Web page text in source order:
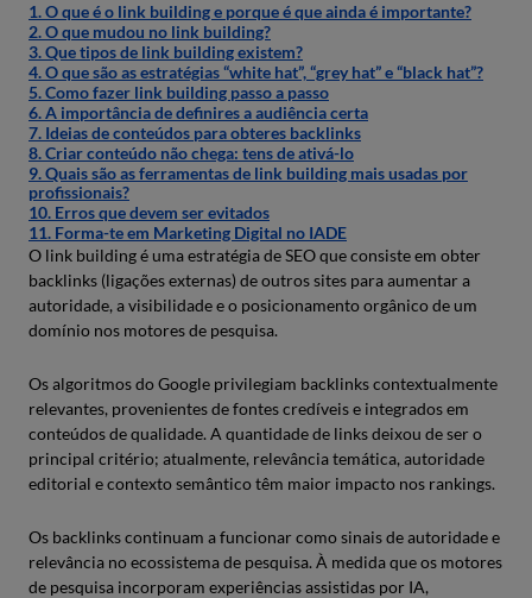
1. O que é o link building e porque é que ainda é importante?
2. O que mudou no link building?
3. Que tipos de link building existem?
4. O que são as estratégias “white hat”, “grey hat” e “black hat”?
5. Como fazer link building passo a passo
6. A importância de definires a audiência certa
7. Ideias de conteúdos para obteres backlinks
8. Criar conteúdo não chega: tens de ativá-lo
9. Quais são as ferramentas de link building mais usadas por
profissionais?
10. Erros que devem ser evitados
11. Forma-te em Marketing Digital no IADE
O link building é uma estratégia de SEO que consiste em obter
backlinks (ligações externas) de outros sites para aumentar a
autoridade, a visibilidade e o posicionamento orgânico de um
domínio nos motores de pesquisa.
Os algoritmos do Google privilegiam backlinks contextualmente
relevantes, provenientes de fontes credíveis e integrados em
conteúdos de qualidade. A quantidade de links deixou de ser o
principal critério; atualmente, relevância temática, autoridade
editorial e contexto semântico têm maior impacto nos rankings.
Os backlinks continuam a funcionar como sinais de autoridade e
relevância no ecossistema de pesquisa. À medida que os motores
de pesquisa incorporam experiências assistidas por IA,